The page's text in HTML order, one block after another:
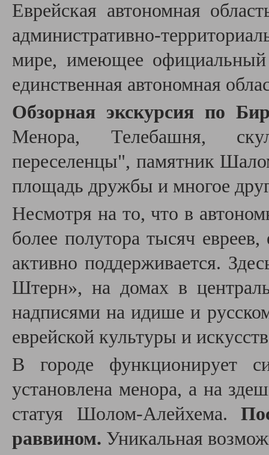
Еврейская автономная
административно-
мире, имеющее
единственная автономная
Обзорная экскурсия по
Менора, Телебашня,
переселенцы", памятник
площадь дружбы и многое
Несмотря на то, что в
более полутора тысяч
активно поддерживается.
Штерн», на домах в
надписями на идише и
еврейской культуры и
В городе функционирует
установлена менора, а на
статуя Шолом-Алейхема.
раввином. Уникальная